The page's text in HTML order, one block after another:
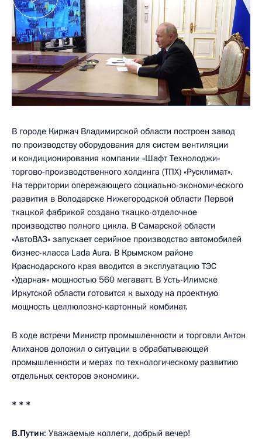
В городе Киржач Владимирской области построен завод
по производству оборудования для систем вентиляции
и кондиционирования компании «Шафт Технолоджи»
торгово-производственного холдинга (ТПХ) «Русклимат».
На территории опережающего социально-экономического
развития в Володарске Нижегородской области Первой
ткацкой фабрикой создано ткацко-отделочное
производство полного цикла. В Самарской области
«АвтоВАЗ» запускает серийное производство автомобилей
бизнес-класса Lada Aura. В Крымском районе
Краснодарского края вводится в эксплуатацию ТЭС
«Ударная» мощностью 560 мегаватт. В Усть-Илимске
Иркутской области готовится к выходу на проектную
мощность целлюлозно-картонный комбинат.
В ходе встречи Министр промышленности и торговли Антон
Алиханов доложил о ситуации в обрабатывающей
промышленности и мерах по технологическому развитию
отдельных секторов экономики.
* * *
В.Путин: Уважаемые коллеги, добрый вечер!